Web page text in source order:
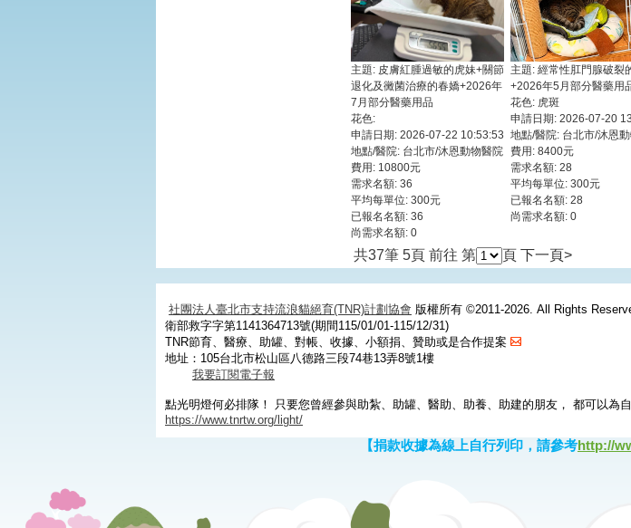
主題: 皮膚紅腫過敏的虎妹+關節
退化及黴菌治療的春嬌+2026年
7月部分醫藥用品
花色:
申請日期: 2026-07-22 10:53:53
地點/醫院: 台北市/沐恩動物醫院
費用: 10800元
需求名額: 36
平均每單位: 300元
已報名名額: 36
尚需求名額: 0
主題: 經常性肛門腺破裂
+2026年5月部分醫藥用
花色: 虎斑
申請日期: 2026-07-20
地點/醫院: 台北市/沐恩
費用: 8400元
需求名額: 28
平均每單位: 300元
已報名名額: 28
尚需求名額: 0
共37筆 5頁 前往 第 頁 下一頁>
社團法人臺北市支持流浪貓絕育(TNR)計劃協會 版權所有 ©2011-2026. All Rights
衛部救字字第1141364713號(期間115/01/01-115/12/31)
TNR節育、醫療、助罐、對帳、收據、小額捐、贊助或是合作提案
地址：105台北市松山區八德路三段74巷13弄8號1樓
我要訂閱電子報
點光明燈何必排隊！ 只要您曾經參與助紮、助罐、醫助、助養、助建的朋友， 都可以為
https://www.tnrtw.org/light/
【捐款收據為線上自行列印，請參考http://